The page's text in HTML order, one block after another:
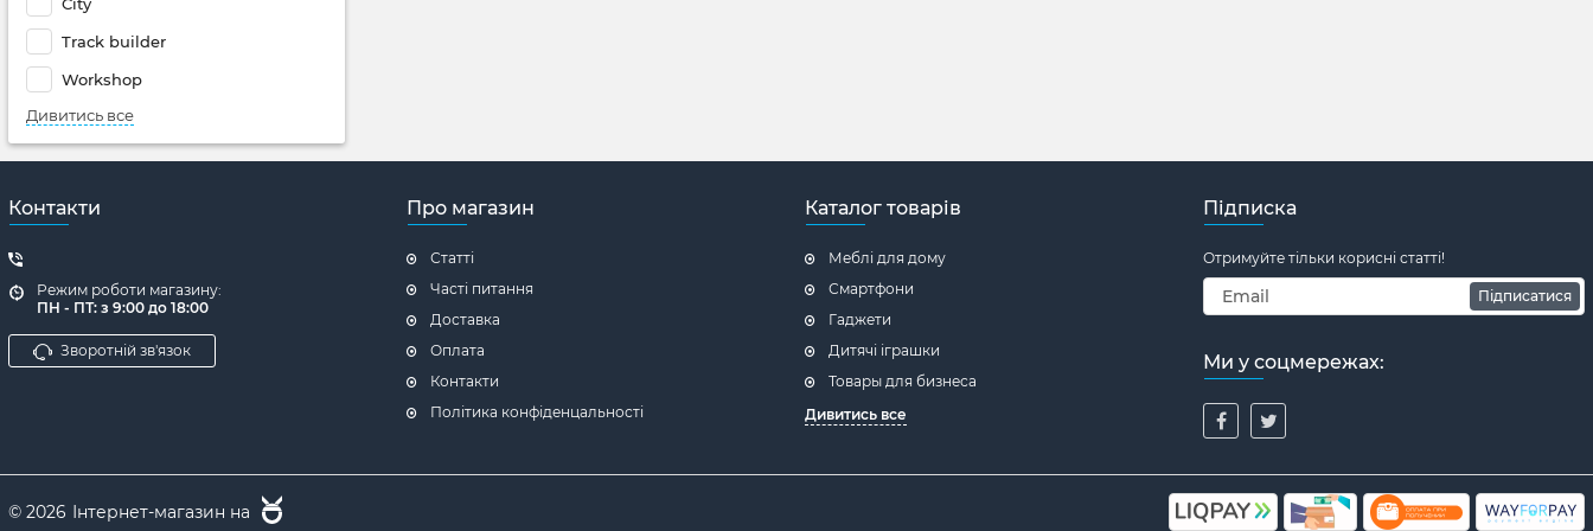
Track builder
Workshop
Дивитись все
Контакти
Режим роботи магазину:
ПН - ПТ: з 9:00 до 18:00
Зворотній зв'язок
Про магазин
Статті
Часті питання
Доставка
Оплата
Контакти
Політика конфіденцальності
Каталог товарів
Меблі для дому
Смартфони
Гаджети
Дитячі іграшки
Товары для бизнеса
Дивитись все
Підписка
Отримуйте тільки корисні статті!
Підписатися
Ми у соцмережах:
© 2026 Інтернет-магазин на